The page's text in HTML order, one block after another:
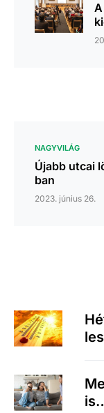
NAGYVILÁG
Újabb utcai
ban
2023. június 26.